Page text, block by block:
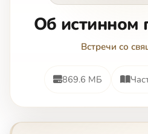
Об истинном
Встречи со
869.6 МБ